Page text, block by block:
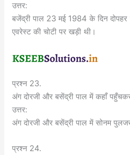
उत्तर:
बजेंद्री पाल 23 मई 1984 के दिन
एवरेस्ट की चोटी पर खड़ी थी।
प्रश्न 23.
अंग दोरजी और बसेंद्री पाल में कहाँ
उत्तर:
अंग दोरजी और बसेंद्री पाल में सोनम
प्रश्न 24.